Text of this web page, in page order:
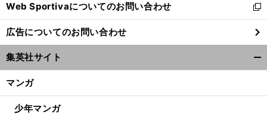
く
Web Sportivaについてのお問い合わせ
新
し
い
ウ
ィ
ン
ウ
広告についてのお問い合わせ
集英社サイト
マンガ
少年マンガ